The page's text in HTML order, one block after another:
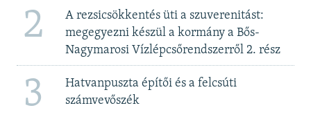
2
A rezsicsökkentés üti a szuverenitást:
megegyezni készül a kormány a Bős-
Nagymarosi Vízlépcsőrendszerről 2. rész
3
Hatvanpuszta építői és a felcsúti
számvevőszék